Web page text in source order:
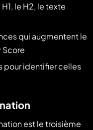
le H2, le texte
qui augmentent le
Score
pour identifier celles
est le troisième